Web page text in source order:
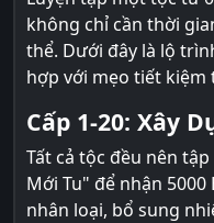
không chỉ cần thời
thể. Dưới đây là lộ
hợp với mẹo tiết kiệm
Cấp 1-20: Xây
Tất cả tộc đều nên
Mới Tu" để nhận 5000
nhân loại, bổ sung